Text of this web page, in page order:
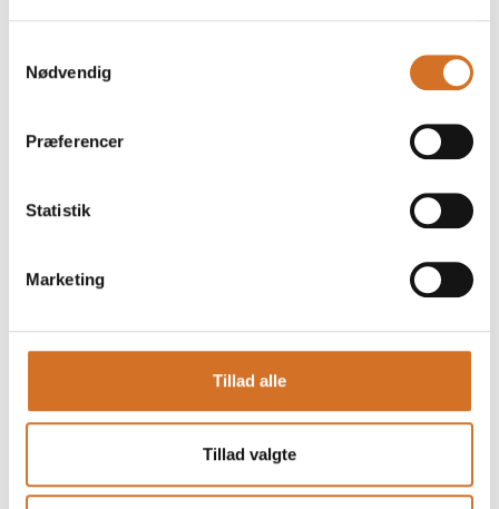
Nødvendig
Præferencer
Statistik
Marketing
Tillad alle
Tillad valgte
Friskpresset.dk / Friskbrygget.dk